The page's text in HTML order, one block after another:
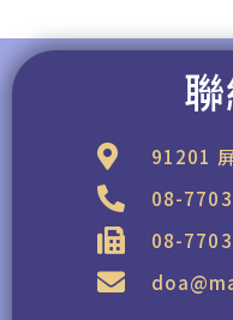
91201
08-
08-